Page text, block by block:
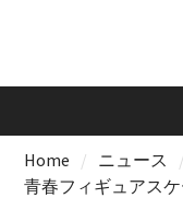
Home
ニュース
青春フィギュアス